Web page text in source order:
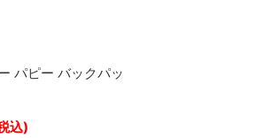
パピー バックパッ
込)